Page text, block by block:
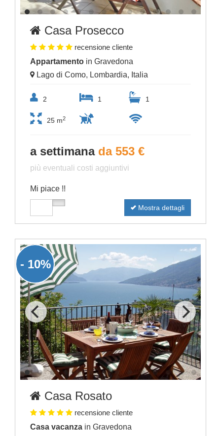
Casa Prosecco
recensione cliente
Appartamento in Gravedona
Lago di Como, Lombardia, Italia
2 1 1
25 m2
a settimana da 553 €
più eventuali costi aggiuntivi
Mi piace !!
Mostra dettagli
- 10%
Casa Rosato
recensione cliente
Casa vacanza in Gravedona